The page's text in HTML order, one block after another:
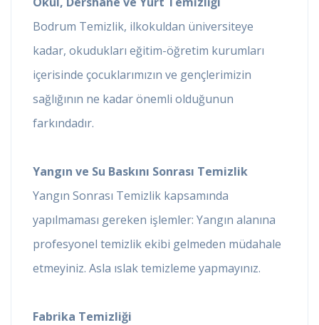
Bodrum Temizlik, ilkokuldan üniversiteye
kadar, okudukları eğitim-öğretim kurumları
içerisinde çocuklarımızın ve gençlerimizin
sağlığının ne kadar önemli olduğunun
farkındadır.
Yangın ve Su Baskını Sonrası Temizlik
Yangın Sonrası Temizlik kapsamında
yapılmaması gereken işlemler: Yangın alanına
profesyonel temizlik ekibi gelmeden müdahale
etmeyiniz. Asla ıslak temizleme yapmayınız.
Fabrika Temizliği